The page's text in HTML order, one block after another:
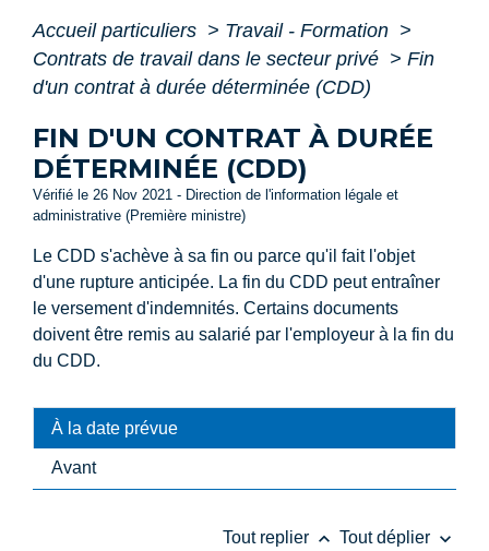
Accueil particuliers > Travail - Formation >
Contrats de travail dans le secteur privé > Fin
d'un contrat à durée déterminée (CDD)
FIN D'UN CONTRAT À DURÉE
DÉTERMINÉE (CDD)
Vérifié le 26 Nov 2021 - Direction de l'information légale et
administrative (Première ministre)
Le CDD s'achève à sa fin ou parce qu'il fait l'objet
d'une rupture anticipée. La fin du CDD peut entraîner
le versement d'indemnités. Certains documents
doivent être remis au salarié par l'employeur à la fin du
du CDD.
À la date prévue
Avant
Tout replier keyboard_arrow_up Tout déplier keyboard_arrow_down